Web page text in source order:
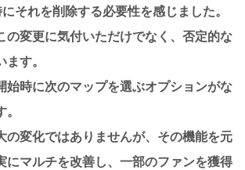
それを削除する必要性を感じました。
の変更に気付いただけでなく、否定的な
す。
始時に次のマップを選ぶオプションがな
。
の変化ではありませんが、その機能を元
にマルチを改善し、一部のファンを獲得